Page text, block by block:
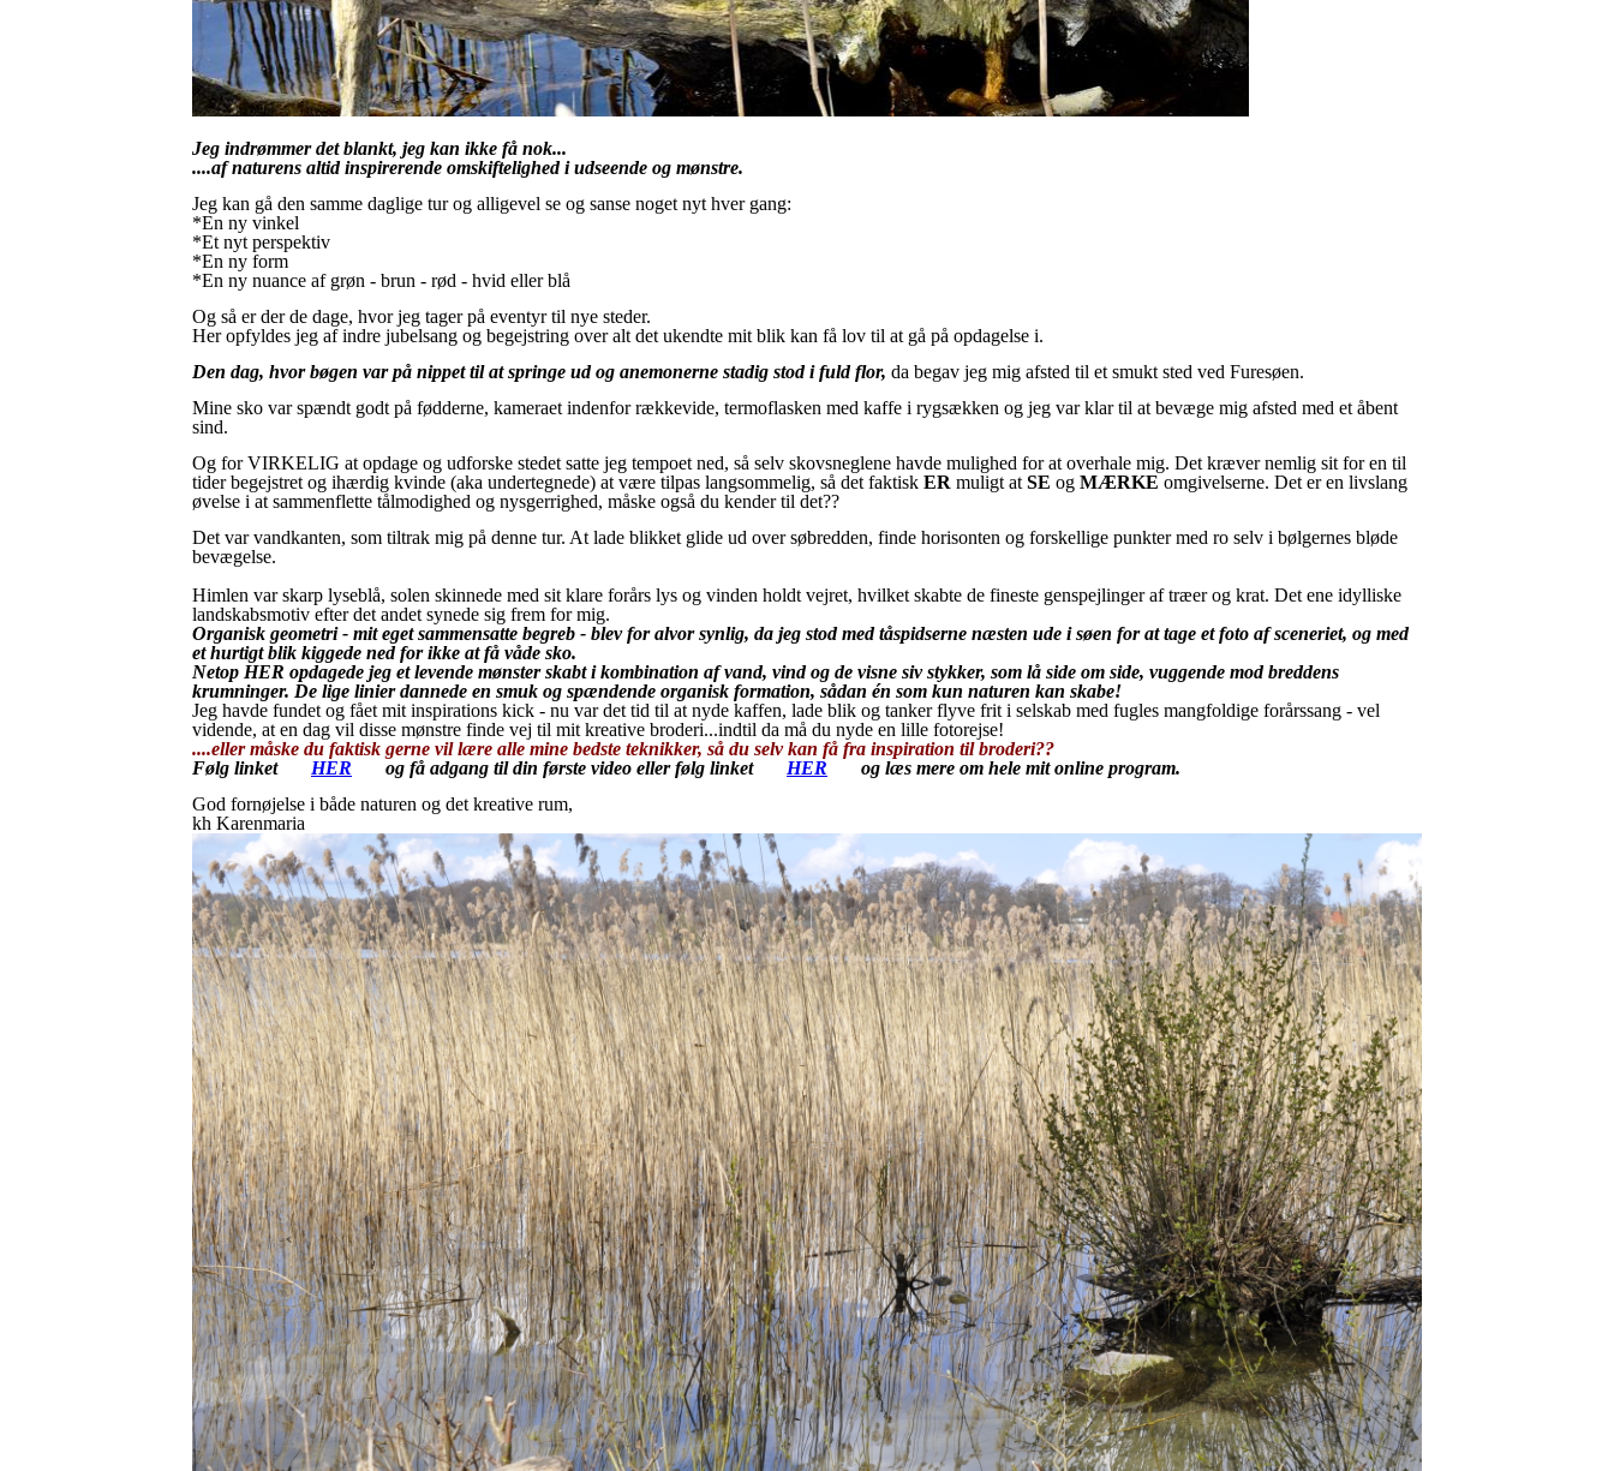
Jeg indrømmer det blankt, jeg kan ikke få nok...
....af naturens altid inspirerende omskiftelighed i udseende og mønstre.
Jeg kan gå den samme daglige tur og alligevel se og sanse noget nyt hver gang:
*En ny vinkel
*Et nyt perspektiv
*En ny form
*En ny nuance af grøn - brun - rød - hvid eller blå
Og så er der de dage, hvor jeg tager på eventyr til nye steder.
Her opfyldes jeg af indre jubelsang og begejstring over alt det ukendte mit blik kan få lov til at gå på opdagelse i.
Den dag, hvor bøgen var på nippet til at springe ud og anemonerne stadig stod i fuld flor, da begav jeg mig afsted til et smukt sted ved Furesøen.
Mine sko var spændt godt på fødderne, kameraet indenfor rækkevide, termoflasken med kaffe i rygsækken og jeg var klar til at bevæge mig afsted med et åbent
sind.
Og for VIRKELIG at opdage og udforske stedet satte jeg tempoet ned, så selv skovsneglene havde mulighed for at overhale mig. Det kræver nemlig sit for en til
tider begejstret og ihærdig kvinde (aka undertegnede) at være tilpas langsommelig, så det faktisk ER muligt at SE og MÆRKE omgivelserne. Det er en livslang
øvelse i at sammenflette tålmodighed og nysgerrighed, måske også du kender til det??
Det var vandkanten, som tiltrak mig på denne tur. At lade blikket glide ud over søbredden, finde horisonten og forskellige punkter med ro selv i bølgernes bløde
bevægelse.
Himlen var skarp lyseblå, solen skinnede med sit klare forårs lys og vinden holdt vejret, hvilket skabte de fineste genspejlinger af træer og krat. Det ene idylliske
landskabsmotiv efter det andet synede sig frem for mig.
Organisk geometri - mit eget sammensatte begreb - blev for alvor synlig, da jeg stod med tåspidserne næsten ude i søen for at tage et foto af sceneriet, og med
et hurtigt blik kiggede ned for ikke at få våde sko.
Netop HER opdagede jeg et levende mønster skabt i kombination af vand, vind og de visne siv stykker, som lå side om side, vuggende mod breddens
krumninger. De lige linier dannede en smuk og spændende organisk formation, sådan én som kun naturen kan skabe!
Jeg havde fundet og fået mit inspirations kick - nu var det tid til at nyde kaffen, lade blik og tanker flyve frit i selskab med fugles mangfoldige forårssang - vel
vidende, at en dag vil disse mønstre finde vej til mit kreative broderi...indtil da må du nyde en lille fotorejse!
....eller måske du faktisk gerne vil lære alle mine bedste teknikker, så du selv kan få fra inspiration til broderi??
Følg linket
HER og få adgang til din første video eller følg linket HER
og læs mere om hele mit online program.
God fornøjelse i både naturen og det kreative rum,
kh Karenmaria